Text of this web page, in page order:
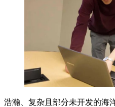
浩瀚、复杂且部分未开发的海